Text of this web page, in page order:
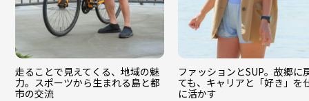
走ることで見えてくる、地域の魅
力。スポーツから生まれる島と都
市の交流
ファッションとSUP。故郷に
ても、キャリアと「好き」を
に活かす